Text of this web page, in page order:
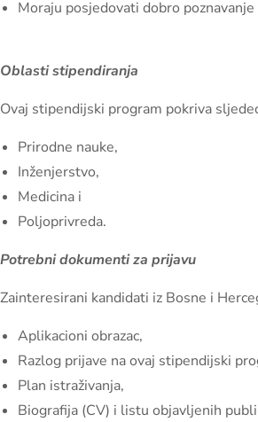
Moraju posjedovati dobro
Oblasti stipendiranja
Ovaj stipendijski program pokriva
Prirodne nauke,
Inženjerstvo,
Medicina i
Poljoprivreda.
Potrebni dokumenti za prijavu
Zainteresirani kandidati iz Bosne i
Aplikacioni obrazac,
Razlog prijave na ovaj stipendijski
Plan istraživanja,
Biografija (CV) i listu objavljenih